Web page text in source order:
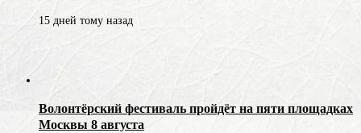
15 дней тому назад
Волонтёрский фестиваль пройдёт на пяти площадках
Москвы 8 августа